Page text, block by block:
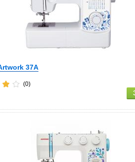
37A
(0)